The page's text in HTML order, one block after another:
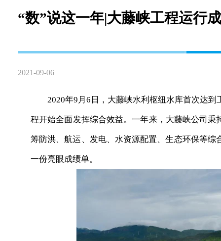
“数”说这一年|大藤峡工程运行
2021-09-06
2020年9月6日，大藤峡水利枢纽水库首次达到
程开始全面发挥综合效益。一年来，大藤峡公司
筹防洪、航运、发电、水资源配置、生态环保等
一份亮眼成绩单。